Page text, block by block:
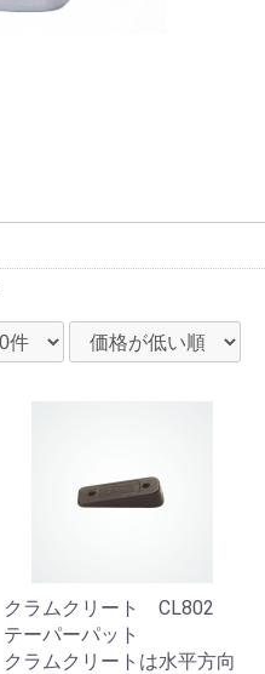
クラムクリート CL802
テーパーパット
クラムクリートは水平方向